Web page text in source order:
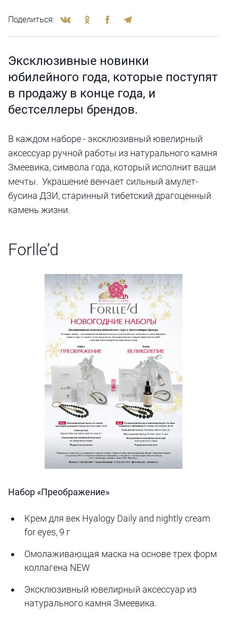
Поделиться:
Эксклюзивные новинки
юбилейного года, которые поступят
в продажу в конце года, и
бестселлеры брендов.
В каждом наборе - эксклюзивный ювелирный
аксессуар ручной работы из натурального камня
Змеевика, символа года, который исполнит ваши
мечты. Украшение венчает сильный амулет-
бусина ДЗИ, старинный тибетский драгоценный
камень жизни.
Forlle’d
Набор «Преображение»
Крем для век Hyalogy Daily and nightly cream
for eyes, 9 г
Омолаживающая маска на основе трех форм
коллагена NEW
Эксклюзивный ювелирный аксессуар из
натурального камня Змеевика.